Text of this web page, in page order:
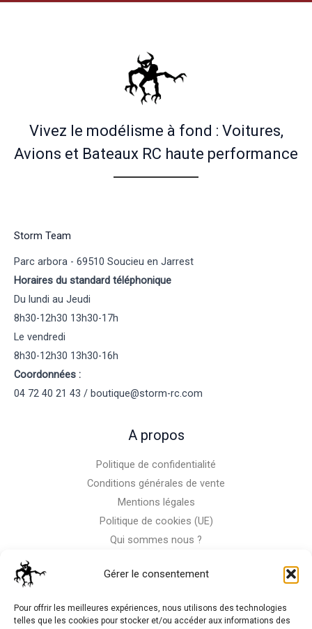
Gérer le consentement
Pour offrir les meilleures expériences, nous utilisons des technologies
telles que les cookies pour stocker et/ou accéder aux informations des
Vivez le modélisme à fond : Voitures,
Avions et Bateaux RC haute performance
Storm Team
Parc arbora - 69510 Soucieu en Jarrest
Horaires du standard téléphonique
Du lundi au Jeudi
8h30-12h30 13h30-17h
Le vendredi
8h30-12h30 13h30-16h
Coordonnées :
04 72 40 21 43 / boutique@storm-rc.com
A propos
Politique de confidentialité
Conditions générales de vente
Mentions légales
Politique de cookies (UE)
Qui sommes nous ?